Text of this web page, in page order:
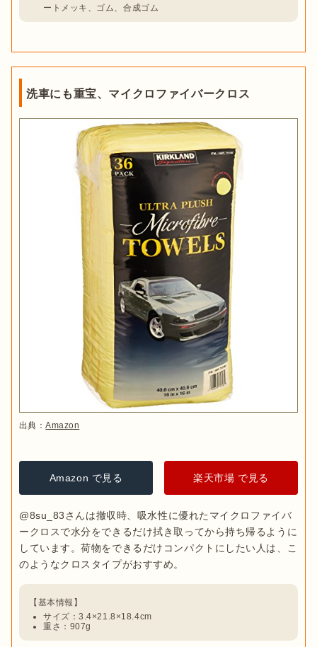
ートメッキ、ゴム、合成ゴム
洗車にも重宝、マイクロファイバークロス
出典：Amazon
Amazon で見る 楽天市場 で見る
@8su_83さんは撤収時、吸水性に優れたマイクロファイバ
ークロスで水分をできるだけ拭き取ってから持ち帰るように
しています。荷物をできるだけコンパクトにしたい人は、こ
サイズ：3.4×21.8×18.4cm
重さ：‎907g